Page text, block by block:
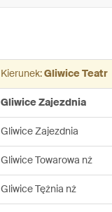
Kierunek: Gliwice Teatr
Gliwice Zajezdnia
Gliwice Zajezdnia
Gliwice Towarowa nż
Gliwice Tężnia nż